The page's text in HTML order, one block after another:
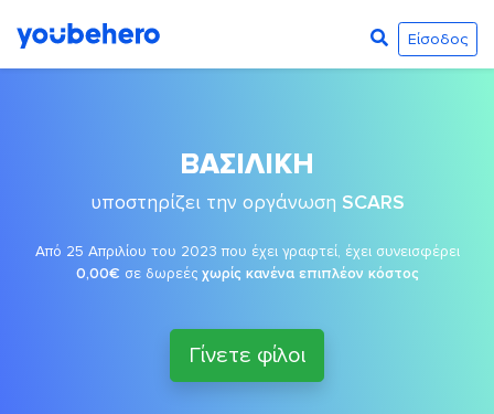
Είσοδος
ΒΑΣΙΛΙΚΗ
υποστηρίζει την οργάνωση SCARS
Από 25 Απριλίου του 2023 που έχει γραφτεί, έχει συνεισφέρει
0,00€ σε δωρεές χωρίς κανένα επιπλέον κόστος
Γίνετε φίλοι